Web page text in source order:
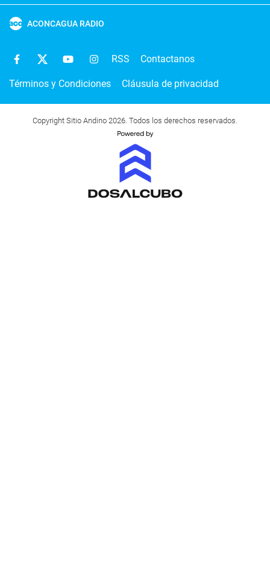
ACONCAGUA RADIO
RSS Contactanos
Términos y Condiciones Cláusula de privacidad
Copyright Sitio Andino 2026. Todos los derechos reservados.